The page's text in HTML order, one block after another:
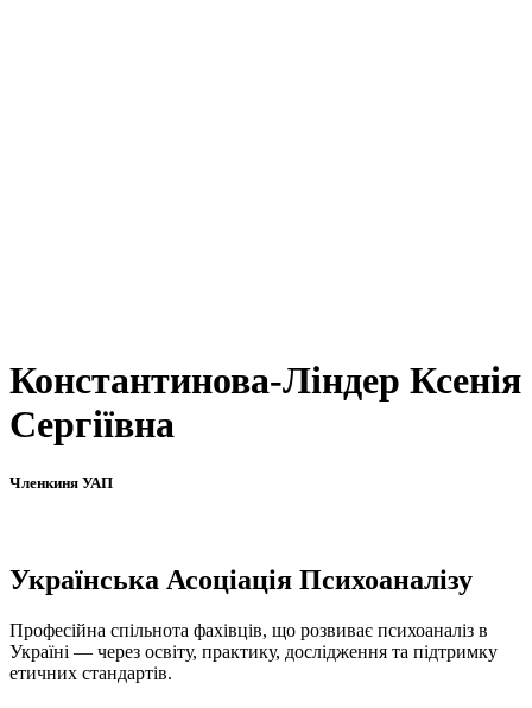
Константинова-Ліндер Ксенія
Сергіївна
Членкиня УАП
Українська Асоціація Психоаналізу
Професійна спільнота фахівців, що розвиває психоаналіз в
Україні — через освіту, практику, дослідження та підтримку
етичних стандартів.